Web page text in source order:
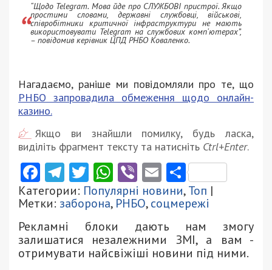
“Щодо Telegram. Мова йде про СЛУЖБОВІ пристрої. Якщо
простими словами, державні службовці, військові,
співробітники критичної інфраструктури не мають
використовувати Telegram на службових комп‘ютерах”,
– повідомив керівник ЦПД РНБО Коваленко.
Нагадаємо, раніше ми повідомляли про те, що
РНБО запровадила обмеження щодо онлайн-
казино.
Якщо ви знайшли помилку, будь ласка,
виділіть фрагмент тексту та натисніть Ctrl+Enter.
Facebook
Telegram
Twitter
WhatsApp
ViberEmail
Категории: Популярні новини,Топ |
Метки: заборона, РНБО,соцмережі
Рекламні блоки дають нам змогу
залишатися незалежними ЗМІ, а вам -
отримувати найсвіжіші новини під ними.